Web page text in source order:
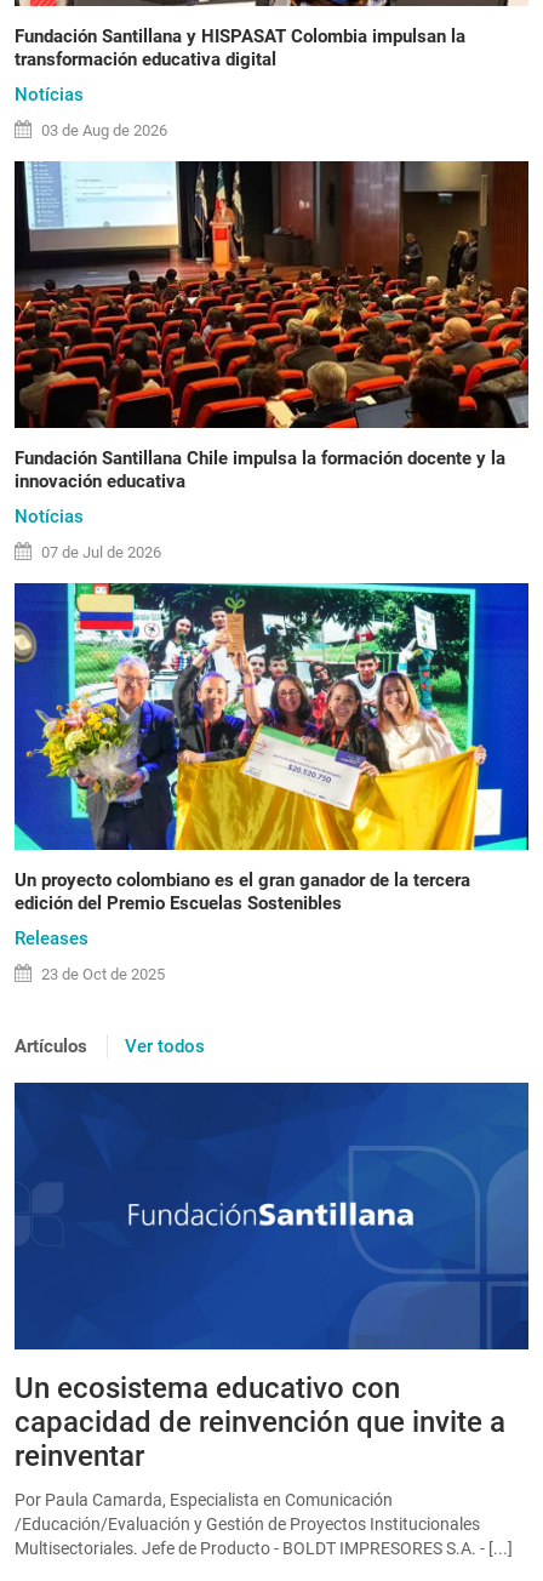
Fundación Santillana y HISPASAT Colombia impulsan la
transformación educativa digital
Notícias
03 de Aug de 2026
Fundación Santillana Chile impulsa la formación docente y la
innovación educativa
Notícias
07 de Jul de 2026
Un proyecto colombiano es el gran ganador de la tercera
edición del Premio Escuelas Sostenibles
Releases
23 de Oct de 2025
Artículos Ver todos
Un ecosistema educativo con
capacidad de reinvención que invite a
reinventar
Por Paula Camarda, Especialista en Comunicación
/Educación/Evaluación y Gestión de Proyectos Institucionales
Multisectoriales. Jefe de Producto - BOLDT IMPRESORES S.A. - [...]